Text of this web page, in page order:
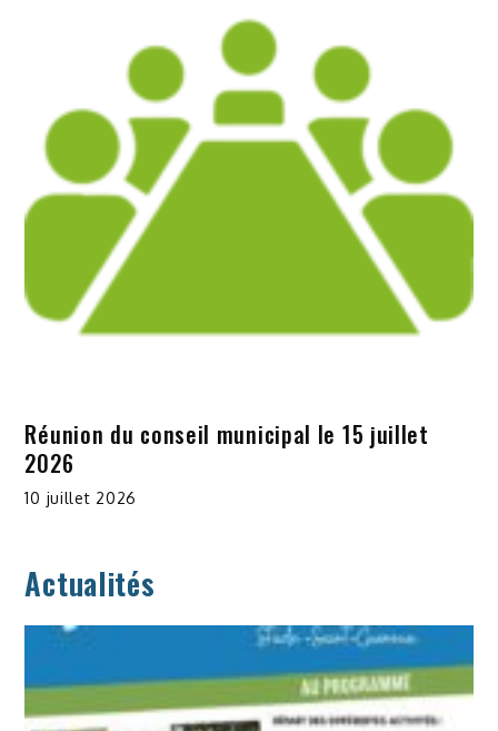
Réunion du conseil municipal le 15 juillet
2026
10 juillet 2026
Actualités